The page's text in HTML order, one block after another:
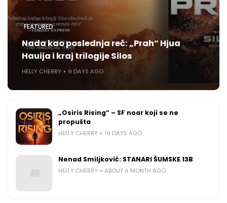
FEATURED
Nada kao poslednja reč: „Prah“ Hjua
Hauija i kraj trilogije Silos
HELLY CHERRY 9 DAYS AGO
„Osiris Rising“ – SF noar koji se ne
propušta
HELLY CHERRY 19 DAYS AGO
Nenad Smiljković: STANARI ŠUMSKE 13B
HELLY CHERRY ABOUT A MONTH AGO